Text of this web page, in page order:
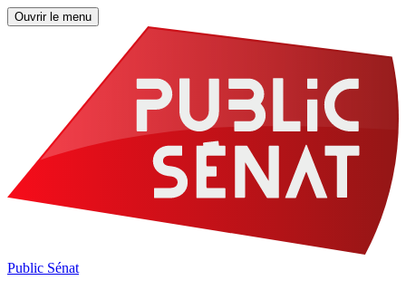
Ouvrir le menu
Public Sénat